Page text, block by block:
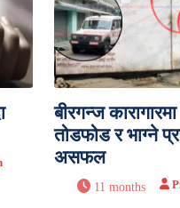
बीरगन्ज
तोडफोड र भाग्ने
असफल
11 months